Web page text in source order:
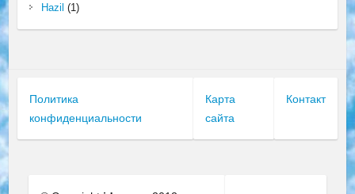
Hazil (1)
Политика
конфиденциальности
Карта
сайта
Контакт